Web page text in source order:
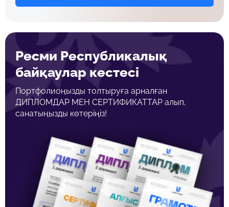
Ресми Республикалық
байқаулар кестесі
Портфолиоңызды толтыруға арналған
ДИПЛОМДАР МЕН СЕРТИФИКАТТАР алып,
санатыңызды көтеріңіз!